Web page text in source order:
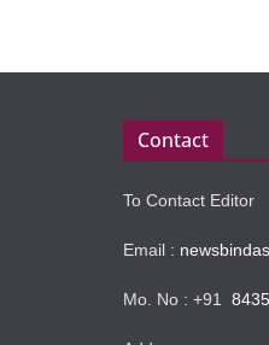
Contact
To Contact Editor
Email :
Mo. No : +91